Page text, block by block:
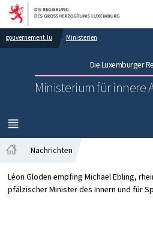
Zur Zum Inhalt
gouvernement.lu Ministerien
Die Luxemburger
Ministerium für innere
MENÜ
HAUPT-
Nachrichten
Léon Gloden empfing Michael Ebling,
pfälzischer Minister des Innern und für